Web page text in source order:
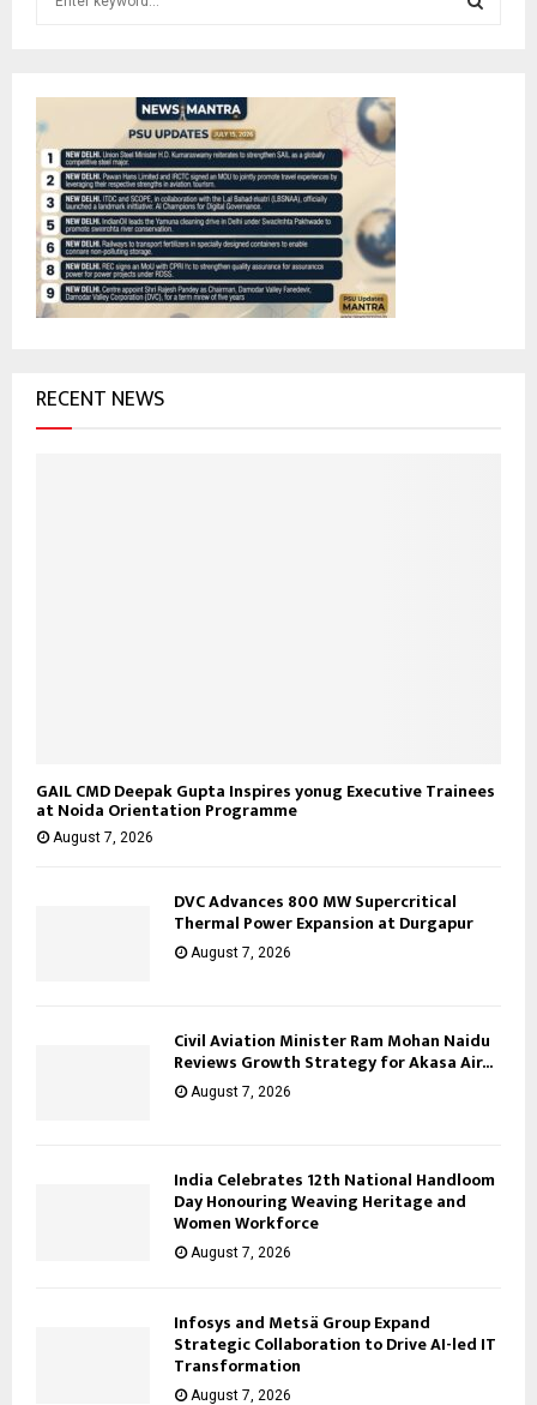
f
o
r
RECENT NEWS
GAIL CMD Deepak Gupta Inspires yonug Executive Trainees
at Noida Orientation Programme
August 7, 2026
DVC Advances 800 MW Supercritical
Thermal Power Expansion at Durgapur
August 7, 2026
Civil Aviation Minister Ram Mohan Naidu
Reviews Growth Strategy for Akasa Air...
August 7, 2026
India Celebrates 12th National Handloom
Day Honouring Weaving Heritage and
Women Workforce
August 7, 2026
Infosys and Metsä Group Expand
Strategic Collaboration to Drive AI-led IT
Transformation
August 7, 2026